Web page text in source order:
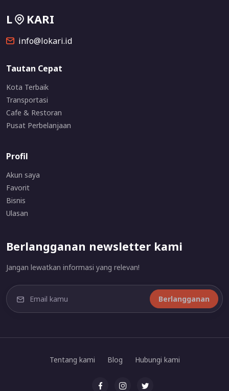
L KARI
info@lokari.id
Tautan Cepat
Kota Terbaik
Transportasi
Cafe & Restoran
Pusat Perbelanjaan
Profil
Akun saya
Favorit
Bisnis
Ulasan
Berlangganan newsletter kami
Jangan lewatkan informasi yang relevan!
Berlangganan
Tentang kami Blog Hubungi kami